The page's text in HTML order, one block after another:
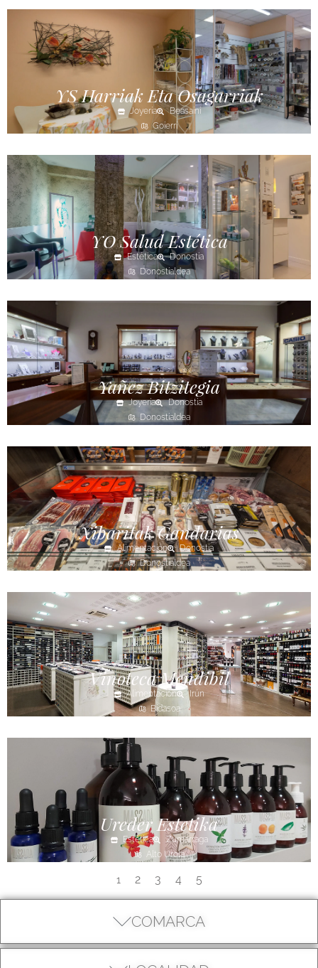
COMARCA
YS Harriak Eta Osagarriak
Joyería
Beasaini
Goierri
YO Salud Estética
Estética
Donostia
Donostialdea
Yañez Bitzitegia
Joyería
Donostia
Donostialdea
Xibaritak Gandarias
Alimentación
Donostia
Donostialdea
Vinoteca Mendibil
Alimentación
Irún
Bidasoa
Ureder Estetika
Estética
Zumarraga
Alto Urola
1 2 3 4 5